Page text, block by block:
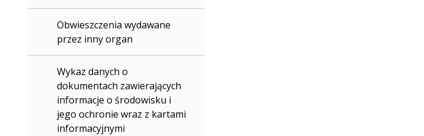
Obwieszczenia wydawane
przez inny organ
Wykaz danych o
dokumentach zawierających
informacje o środowisku i
jego ochronie wraz z kartami
informacyjnymi